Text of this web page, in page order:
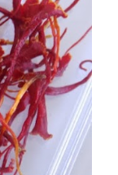
DE CASA